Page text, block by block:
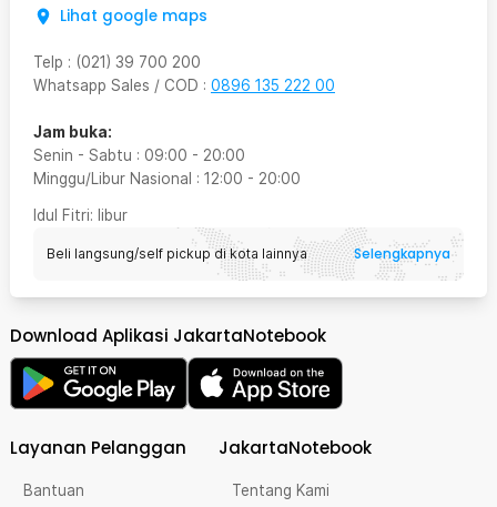
Lihat google maps
Telp : (021) 39 700 200
Whatsapp Sales / COD : 0896 135 222 00
Jam buka:
Senin - Sabtu : 09:00 - 20:00
Minggu/Libur Nasional : 12:00 - 20:00
Idul Fitri: libur
Beli langsung/self pickup di kota lainnya Selengkapnya
Download Aplikasi JakartaNotebook
Layanan Pelanggan
Bantuan
JakartaNotebook
Tentang Kami